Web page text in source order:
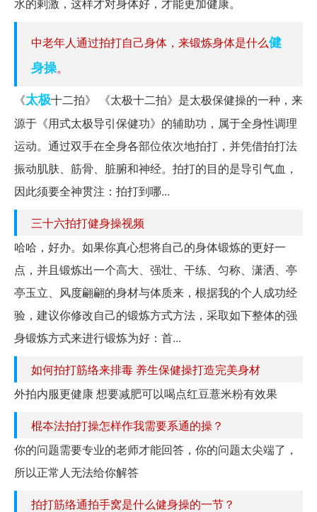
水的剌激，这样才对身体好，才能更加健康。
中老年人通过拍打自己身体，来锻炼身体是什么健
身操。
《太极十二拍》 《太极十二拍》是太极保健操的一种，来
源于《用式太极导引保健功》的辅助功，属于全身性调理
运动。通过双手在全身各部位依次地拍打，并凭借拍打法
振动肌肤、筋骨、脏腑和神经。拍打的目的是导引气血，
因此须要全神贯注：拍打到哪...
三十六拍打健身操视频
哈哈，好办。如果你真心想将自己的身体锻炼的更好一
点，并且锻炼出一个高大、强壮、干练、匀称、潇洒、亭
亭玉立、风度翩翩的身材与体质来，根据我的个人成功经
验，建议你修改自己的锻炼方式方法，采取如下整体的强
身锻炼方式来进行锻炼为好：首...
如何拍打筋络来排毒 养生保健操打造完美身材
外拍内服更健康 想要减肥可以喝点红豆薏米粉有效果
棍夲法拍打操怎样作我需要系通的操？
你的问题需要专业的老师才能回答，你的问题太尖端了，
所以正常人无法给你解答
拍打筋络通拍手窝是什么健身操的一节？